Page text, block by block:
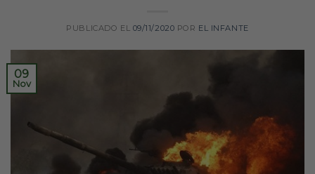
PUBLICADO EL 09/11/2020 POR EL INFANTE
09
Nov